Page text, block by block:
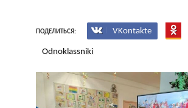
ПОДЕЛИТЬСЯ: VKontakte
Odnoklassniki